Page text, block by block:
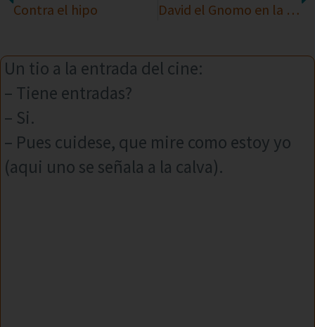
Contra el hipo David el Gnomo en la farmacia
Un tio a la entrada del cine:
– Tiene entradas?
– Si.
– Pues cuidese, que mire como estoy yo
(aqui uno se señala a la calva).